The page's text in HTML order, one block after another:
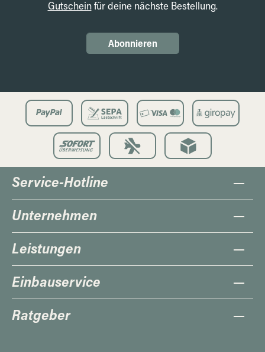
Gutscheinfür deine nächste Bestellung.
Abonnieren
Service-Hotline
Unternehmen
Leistungen
Einbauservice
Ratgeber